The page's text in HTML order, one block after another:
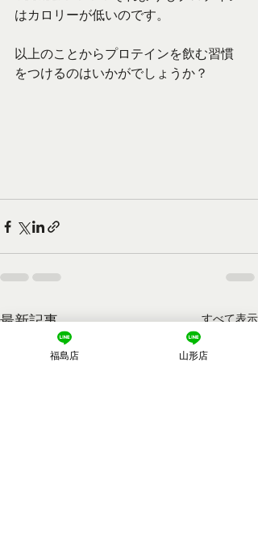
はカロリーが低いのです。
以上のことからプロテインを飲む習慣
をつけるのはいかがでしょうか？
最新記事 すべて表示
福島店 山形店